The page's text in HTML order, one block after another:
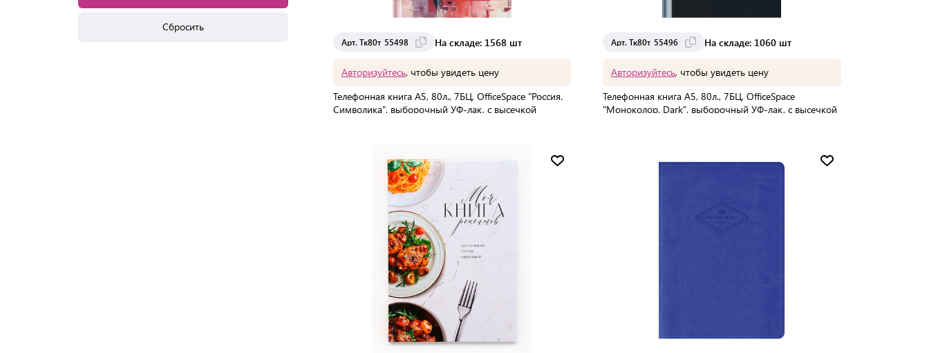
Сбросить
Арт. Тк80т_55498 На складе: 1568 шт
Авторизуйтесь, чтобы увидеть цену
Телефонная книга А5, 80л., 7БЦ, OfficeSpace "Россия.
Символика", выборочный УФ-лак, с высечкой
Доставка от 2 до 3 дней
Арт. Тк80т_55496 На складе: 1060 шт
Авторизуйтесь, чтобы увидеть цену
Телефонная книга А5, 80л., 7БЦ, OfficeSpace
"Моноколор. Dark", выборочный УФ-лак, с высечкой
Доставка от 2 до 3 дней